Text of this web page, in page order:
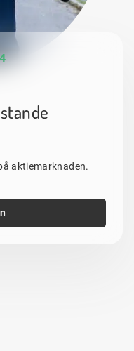
aktiemarknaden.